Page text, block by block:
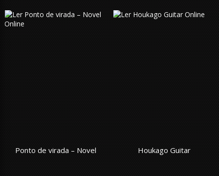
Ponto de virada – Novel Houkago Guitar